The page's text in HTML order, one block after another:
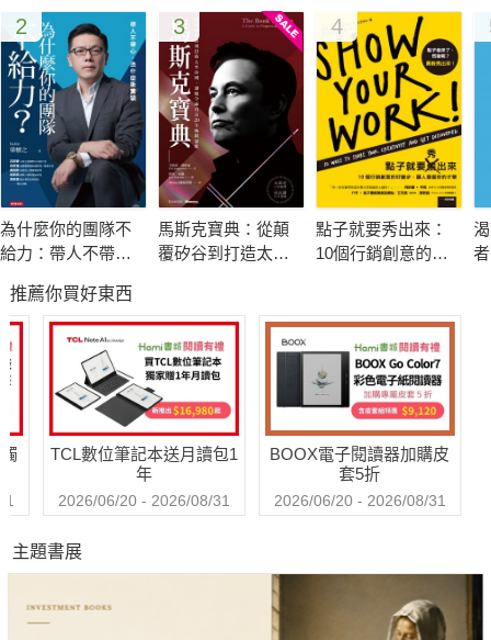
「最不會利用時間的人，最愛抱怨時間不夠！」
追求速度與效率必然產生壓力嗎？答案是否定的。大衛‧艾倫研
究發現：工作效率和「放鬆能力」有直接關係！只有心思澄靜、
思緒分明，才能讓事情有條理、創意無窮盡。
作者將其思想建立為一套既有助於放鬆，又能掌握所有事的「搞
定5步驟」，讓每個人都能建立適合自己的管理系統，凡事有計
力。
◎ 創造高效的「搞定5步驟」
＜捕捉：善用工具取代腦袋＞
用收件匣、筆記本、APP或錄音機等各種工具，不分大小輕重、
壓力。
針對每件收集到的事試問：這需要採取任何行動嗎？依可行動、
2
為什麼你的團隊不
給力：帶人不帶
3
馬斯克寶典：從顛
覆矽谷到打造太空
4
點子就要秀出來：
10個行銷創意的好
推薦你買好東西
TCL數位筆記本送月讀包1
年
2026/06/20 - 2026/08/31
BOOX電子閱讀器加購皮
套5折
2026/06/20 - 2026/08/31
主題書展